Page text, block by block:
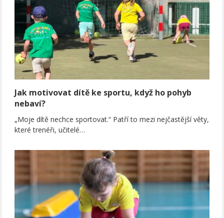
Jak motivovat dítě ke sportu, když ho pohyb
nebaví?
„Moje dítě nechce sportovat.“ Patří to mezi nejčastější věty,
které trenéři, učitelé…